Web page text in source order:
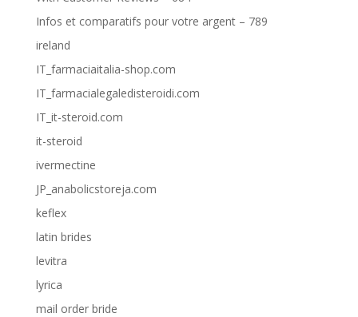
Infos et comparatifs pour votre argent – 789
ireland
IT_farmaciaitalia-shop.com
IT_farmacialegaledisteroidi.com
IT_it-steroid.com
it-steroid
ivermectine
JP_anabolicstoreja.com
keflex
latin brides
levitra
lyrica
mail order bride